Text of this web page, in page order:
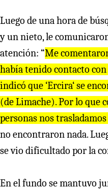
Luego de una hora de
y un nieto, le
atención: “Me
había tenido contacto con
indicó que ‘Ercira‘ se
(de Limache). Por lo que
personas nos
no encontraron nada.
se vio dificultado por la
En el fundo se mantuvo